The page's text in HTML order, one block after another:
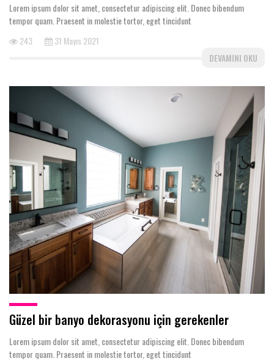
Lorem ipsum dolor sit amet, consectetur adipiscing elit. Donec bibendum
tempor quam. Praesent in molestie tortor, eget tincidunt
243
31 Mayıs 2021
DEVAMINI OKU
Güzel bir banyo dekorasyonu için gerekenler
Lorem ipsum dolor sit amet, consectetur adipiscing elit. Donec bibendum
tempor quam. Praesent in molestie tortor, eget tincidunt